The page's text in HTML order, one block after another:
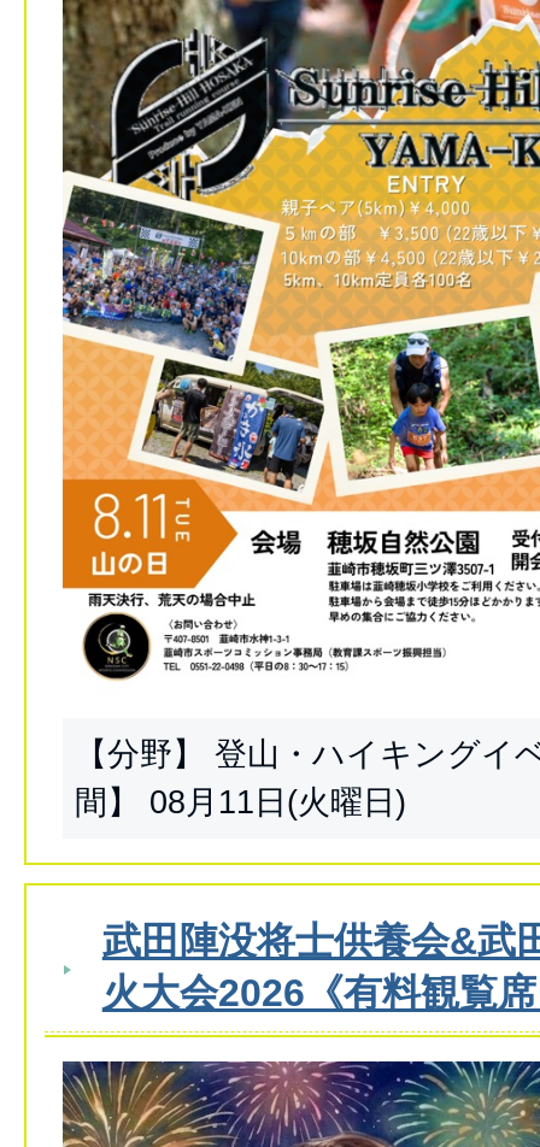
【分野】 登山・ハイキングイ
間】 08月11日(火曜日)
武田陣没将士供養会&武
火大会2026《有料観覧